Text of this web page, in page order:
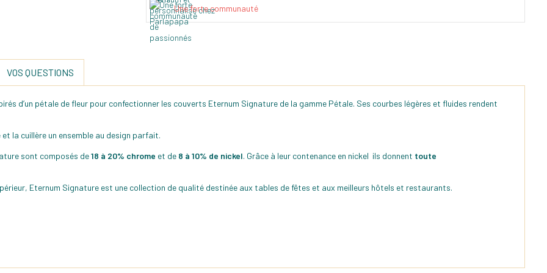
Une forte communauté
VOS QUESTIONS
d’un pétale de fleur pour confectionner les couverts Eternum Signature de la gamme Pétale. Ses courbes légères et fluides rendent
la cuillère un ensemble au design parfait.
sont composés de18 à 20% chrome et de 8 à 10% de nickel. Grâce à leur contenance en nickel ils donnent toute
Eternum Signature est une collection de qualité destinée aux tables de fêtes et aux meilleurs hôtels et restaurants.